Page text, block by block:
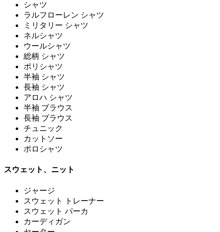
シャツ
ラルフローレン シャツ
ミリタリー シャツ
ネルシャツ
ウールシャツ
総柄 シャツ
ポリシャツ
半袖 シャツ
長袖 シャツ
アロハ シャツ
半袖 ブラウス
長袖 ブラウス
チュニック
カットソー
ポロシャツ
スウェット、ニット
ジャージ
スウェット トレーナー
スウェット パーカ
カーディガン